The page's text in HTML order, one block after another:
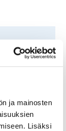
ja mainosten
Lisäksi